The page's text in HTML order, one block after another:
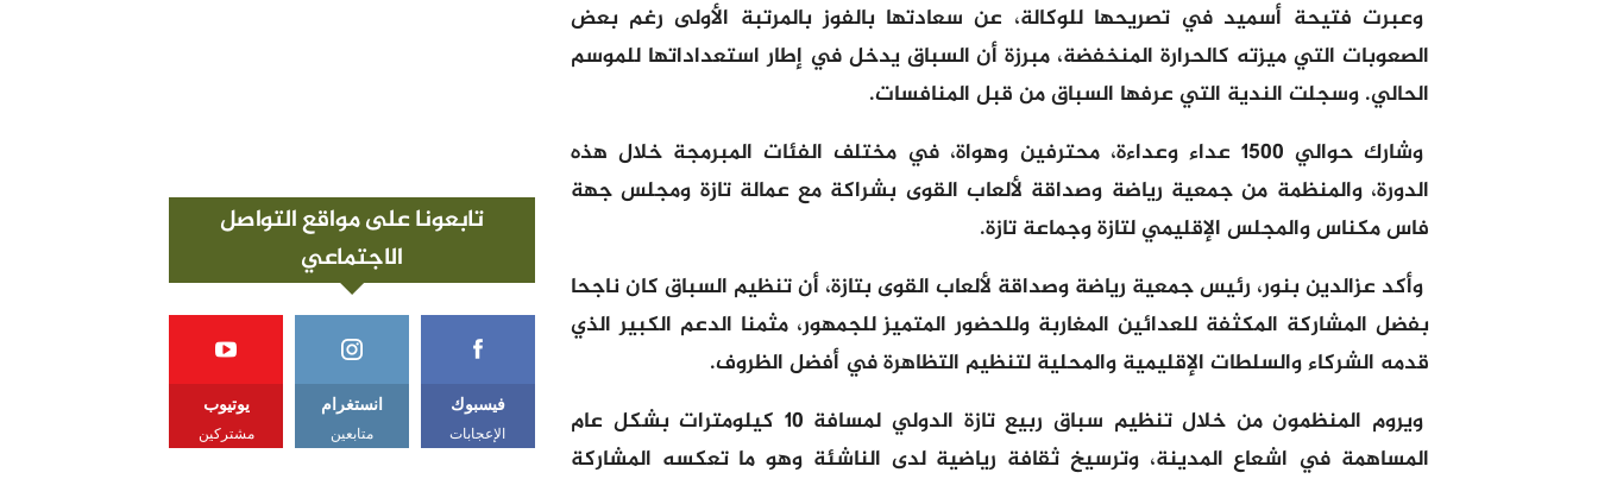
وعبرت فتيحة أسميد في تصريحها للوكالة، عن سعادتها بالفوز بالمرتبة الأولى رغم بعض
الصعوبات التي ميزته كالحرارة المنخفضة، مبرزة أن السباق يدخل في إطار استعداداتها للموسم
الحالي. وسجلت الندية التي عرفها السباق من قبل المنافسات.
وشارك حوالي 1500 عداء وعداءة، محترفين وهواة، في مختلف الفئات المبرمجة خلال هذه
الدورة، والمنظمة من جمعية رياضة وصداقة لألعاب القوى بشراكة مع عمالة تازة ومجلس جهة
فاس مكناس والمجلس الإقليمي لتازة وجماعة تازة.
وأكد عزالدين بنور، رئيس جمعية رياضة وصداقة لألعاب القوى بتازة، أن تنظيم السباق كان ناجحا
بفضل المشاركة المكثفة للعدائين المغاربة وللحضور المتميز للجمهور، مثمنا الدعم الكبير الذي
قدمه الشركاء والسلطات الإقليمية والمحلية لتنظيم التظاهرة في أفضل الظروف.
ويروم المنظمون من خلال تنظيم سباق ربيع تازة الدولي لمسافة 10 كيلومترات بشكل عام
المساهمة في اشعاع المدينة، وترسيخ ثقافة رياضية لدى الناشئة وهو ما تعكسه المشاركة
تابعونا على مواقع التواصل
الاجتماعي
فيسبوك
الإعجابات
انستغرام
متابعين
يوتيوب
مشتركين